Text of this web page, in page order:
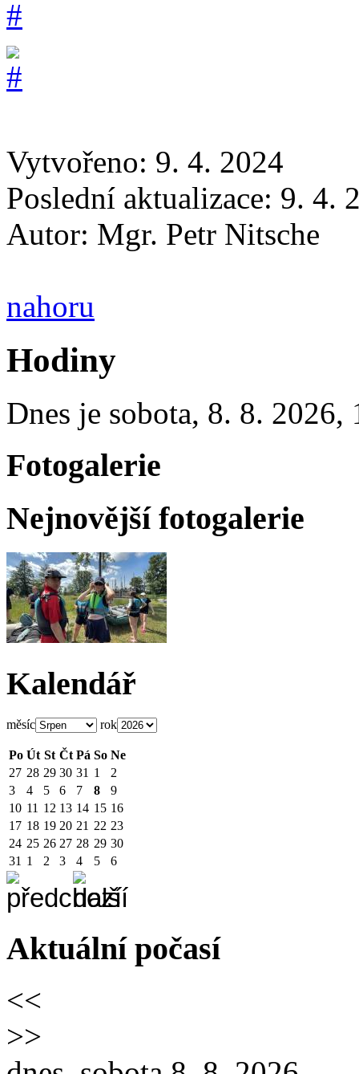
Vytvořeno: 9. 4. 2024
Poslední aktualizace: 9. 4.
Autor: Mgr. Petr Nitsche
nahoru
Hodiny
Dnes je sobota, 8. 8. 2026,
Fotogalerie
Nejnovější fotogalerie
Kalendář
měsíc rok
Po Út St Čt Pá So Ne
27 28 29 30 31 1
2
3
4 5 6 7 8
9
10 11 12 13 14 15 16
17 18 19 20 21 22 23
24 25 26 27 28 29 30
31 1 2 3 4 5 6
Aktuální počasí
<<
>>